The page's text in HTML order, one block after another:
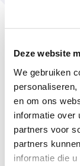
Deze website
We gebruiken
en om ons
informatie over
partners voor
partners
informatie die
veiligheid,
Mijn werkwijze
voor jou kan
in!
Direct